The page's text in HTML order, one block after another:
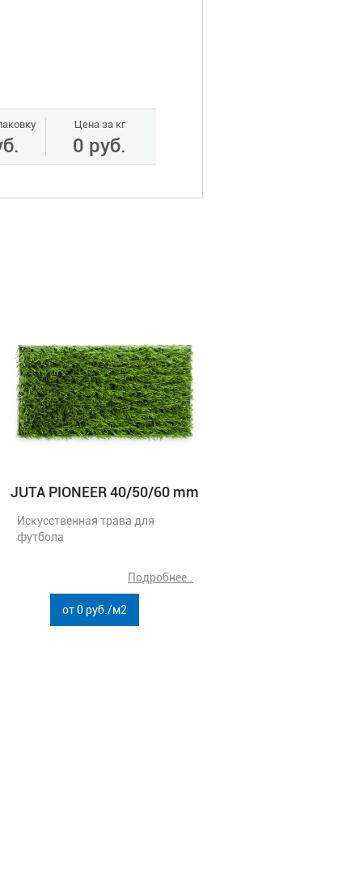
Цена за кг
0 руб.
JUTA PIONEER 40/50/60 mm
Искусственная трава для
футбола
Подробнее..
от 0 руб./м2